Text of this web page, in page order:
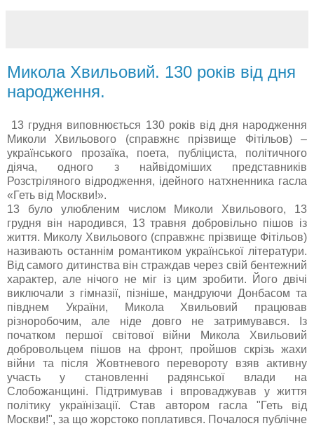
Микола Хвильовий. 130 років від дня
народження.
13 грудня виповнюється 130 років від дня народження
Миколи Хвильового (справжнє прізвище Фітільов) –
українського прозаїка, поета, публіциста, політичного
діяча, одного з найвідоміших представників
Розстріляного відродження, ідейного натхненника гасла
«Геть від Москви!».
13 було улюбленим числом Миколи Хвильового, 13
грудня він народився, 13 травня добровільно пішов із
життя. Миколу Хвильового (справжнє прізвище Фітільов)
називають останнім романтиком української літератури.
Від самого дитинства він страждав через свій бентежний
характер, але нічого не міг із цим зробити. Його двічі
виключали з гімназії, пізніше, мандруючи Донбасом та
півднем України, Микола Хвильовий працював
різноробочим, але ніде довго не затримувався. Із
початком першої світової війни Микола Хвильовий
добровольцем пішов на фронт, пройшов скрізь жахи
війни та після Жовтневого перевороту взяв активну
участь у становленні радянської влади на
Слобожанщині. Підтримував і впроваджував у життя
політику українізації. Став автором гасла "Геть від
Москви!", за що жорстоко поплатився. Почалося публічне